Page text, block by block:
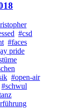
#csd
#faces
pride
#open-air
#schwul